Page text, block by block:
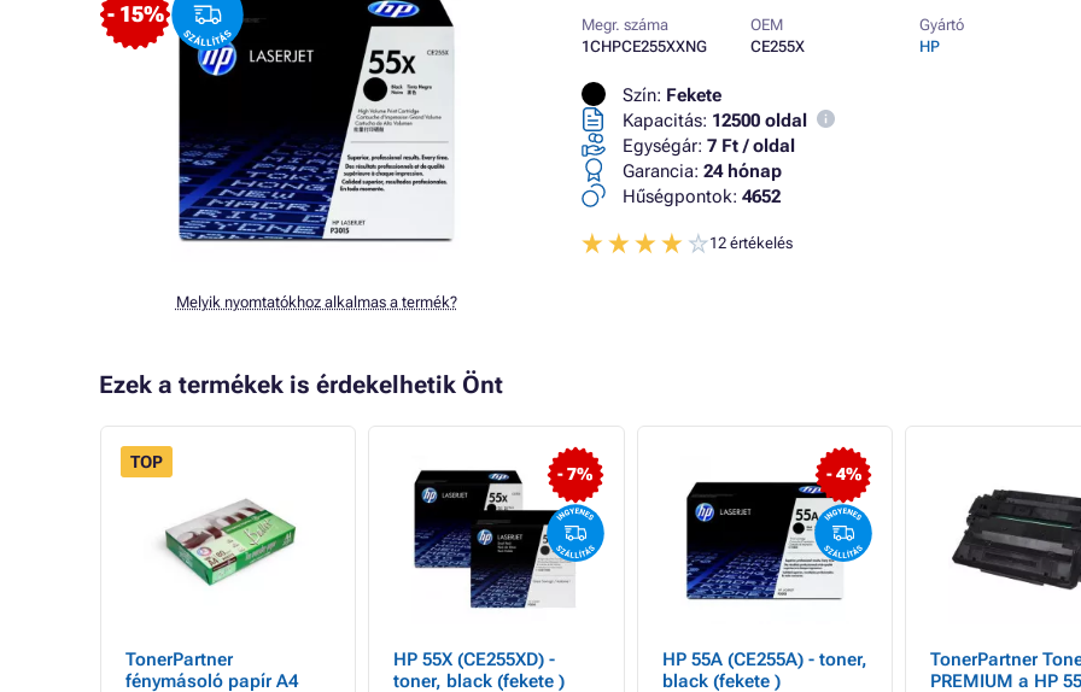
- 15%
Melyik nyomtatókhoz alkalmas a termék?
Megr. száma
1CHPCE255XXNG
OEM
CE255X
Gyártó
HP
Szín: Fekete
Kapacitás: 12500 oldal
Egységár: 7 Ft / oldal
Garancia: 24 hónap
Hűségpontok: 4652
12 értékelés
Ezek a termékek is érdekelhetik Önt
TOP
TonerPartner
fénymásoló papír A4
- 7%
HP 55X (CE255XD) -
toner, black (fekete )
- 4%
HP 55A (CE255A) - toner,
black (fekete )
TonerPartner
PREMIUM a HP